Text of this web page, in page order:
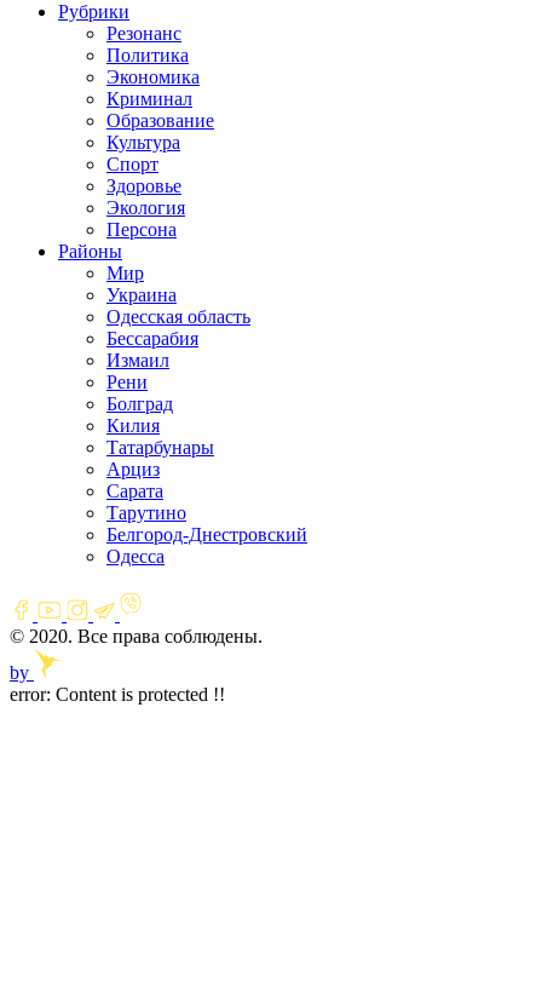
Рубрики
Резонанс
Политика
Экономика
Криминал
Образование
Культура
Спорт
Здоровье
Экология
Персона
Районы
Мир
Украина
Одесская область
Бессарабия
Измаил
Рени
Болград
Килия
Татарбунары
Арциз
Сарата
Тарутино
Белгород-Днестровский
Одесса
© 2020. Все права соблюдены.
by
error: Content is protected !!